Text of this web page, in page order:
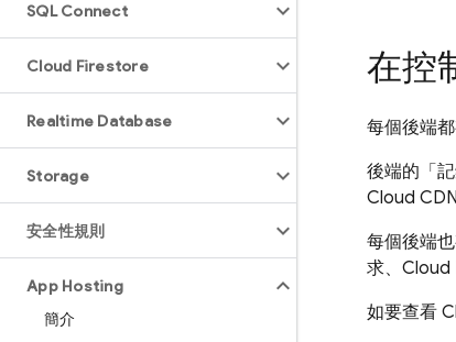
SQL Connect
Cloud Firestore
Realtime Database
Storage
安全性規則
App Hosting
簡介
在控
每個後端都
後端的「記
Cloud
每個後端也
求、 Cloud
如要查看